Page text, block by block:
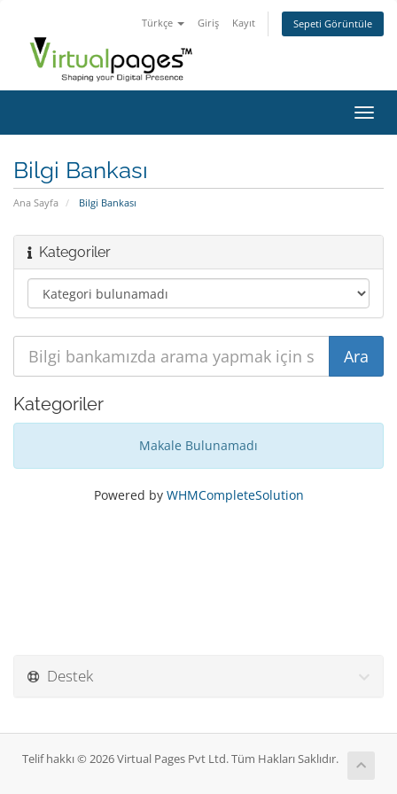
Türkçe Giriş Kayıt Sepeti Görüntüle
Bilgi Bankası
Ana Sayfa Bilgi Bankası
Kategoriler
Kategoriler
Makale Bulunamadı
Powered by WHMCompleteSolution
Destek
Telif hakkı © 2026 Virtual Pages Pvt Ltd. Tüm Hakları Saklıdır.